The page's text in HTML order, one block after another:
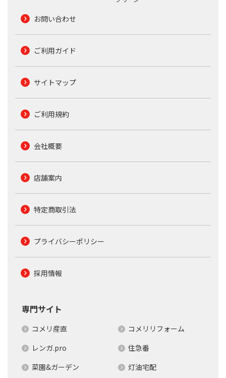
お問い合わせ
ご利用ガイド
サイトマップ
ご利用規約
会社概要
店舗案内
特定商取引法
プライバシーポリシー
採用情報
専門サイト
コメリ産直
コメリリフォーム
レンガ.pro
住急番
菜園&ガーデン
灯油宅配